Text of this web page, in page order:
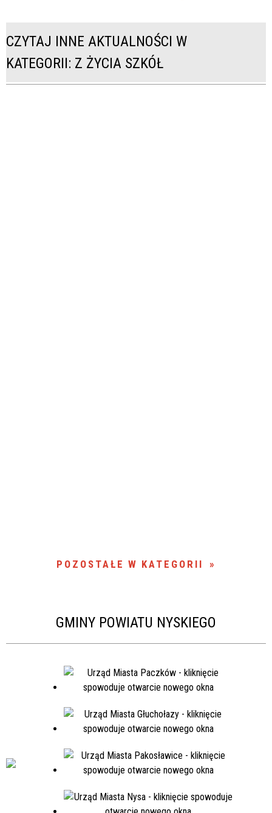
CZYTAJ INNE AKTUALNOŚCI W
KATEGORII: Z ŻYCIA SZKÓŁ
POZOSTAŁE W KATEGORII
GMINY POWIATU NYSKIEGO